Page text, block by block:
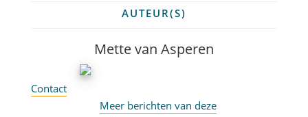
AUTEUR(S)
Mette van Asperen
Contact
Meer berichten van deze